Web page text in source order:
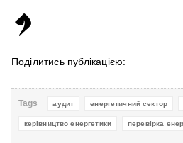
Поділитись публікацією:
Tags аудит енергетичний сектор
керівництво енергетики перевірка